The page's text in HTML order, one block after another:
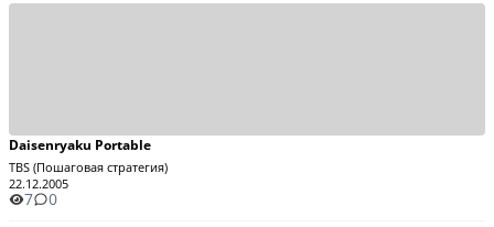
Daisenryaku Portable
TBS (Пошаговая стратегия)
22.12.2005
7 0